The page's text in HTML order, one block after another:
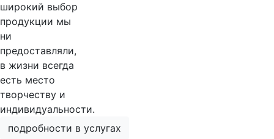
широкий выбор
продукции мы
ни
предоставляли,
в жизни всегда
есть место
творчеству и
индивидуальности.
подробности в услугах